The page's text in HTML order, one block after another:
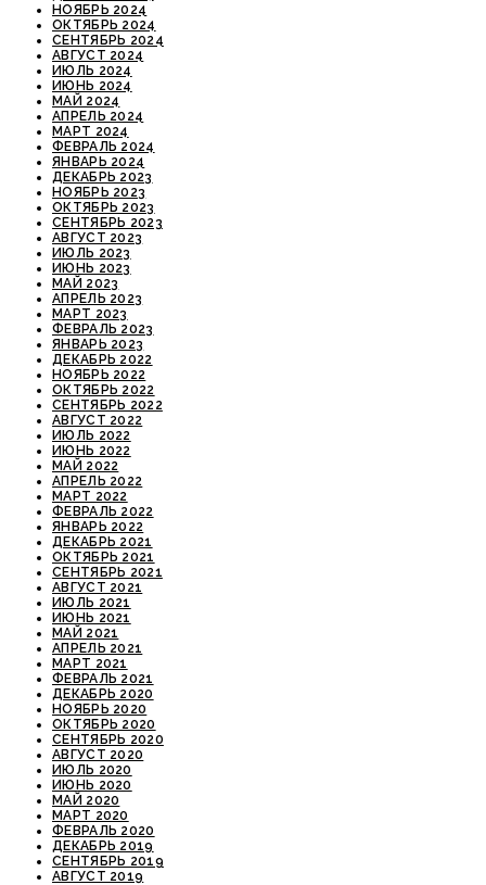
НОЯБРЬ 2024
ОКТЯБРЬ 2024
СЕНТЯБРЬ 2024
АВГУСТ 2024
ИЮЛЬ 2024
ИЮНЬ 2024
МАЙ 2024
АПРЕЛЬ 2024
МАРТ 2024
ФЕВРАЛЬ 2024
ЯНВАРЬ 2024
ДЕКАБРЬ 2023
НОЯБРЬ 2023
ОКТЯБРЬ 2023
СЕНТЯБРЬ 2023
АВГУСТ 2023
ИЮЛЬ 2023
ИЮНЬ 2023
МАЙ 2023
АПРЕЛЬ 2023
МАРТ 2023
ФЕВРАЛЬ 2023
ЯНВАРЬ 2023
ДЕКАБРЬ 2022
НОЯБРЬ 2022
ОКТЯБРЬ 2022
СЕНТЯБРЬ 2022
АВГУСТ 2022
ИЮЛЬ 2022
ИЮНЬ 2022
МАЙ 2022
АПРЕЛЬ 2022
МАРТ 2022
ФЕВРАЛЬ 2022
ЯНВАРЬ 2022
ДЕКАБРЬ 2021
ОКТЯБРЬ 2021
СЕНТЯБРЬ 2021
АВГУСТ 2021
ИЮЛЬ 2021
ИЮНЬ 2021
МАЙ 2021
АПРЕЛЬ 2021
МАРТ 2021
ФЕВРАЛЬ 2021
ДЕКАБРЬ 2020
НОЯБРЬ 2020
ОКТЯБРЬ 2020
СЕНТЯБРЬ 2020
АВГУСТ 2020
ИЮЛЬ 2020
ИЮНЬ 2020
МАЙ 2020
МАРТ 2020
ФЕВРАЛЬ 2020
ДЕКАБРЬ 2019
СЕНТЯБРЬ 2019
АВГУСТ 2019